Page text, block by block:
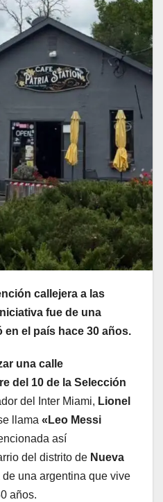
callejera a las
fue de una
en el país hace 30 años.
una calle
del 10 de la Selección
del Inter Miami, Lionel
llama «Leo Messi
así
del distrito de Nueva
una argentina que vive
años.